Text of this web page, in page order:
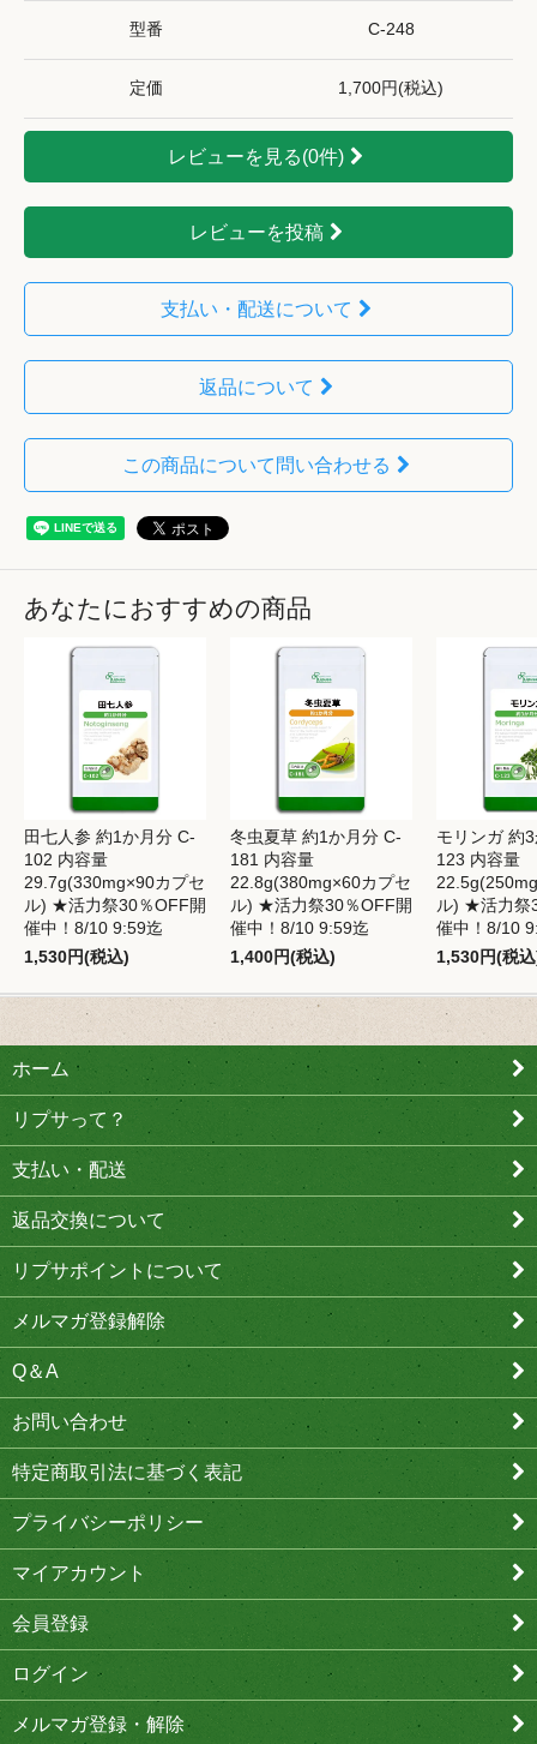
型番 C-248
定価 1,700円(税込)
レビューを見る(0件)
レビューを投稿
支払い・配送について
返品について
この商品について問い合わせる
あなたにおすすめの商品
田七人参 約1か月分 C-
102 内容量
29.7g(330mg×90カプセ
ル) ★活力祭30％OFF開
催中！8/10 9:59迄
1,530円(税込)
冬虫夏草 約1か月分 C-
181 内容量
22.8g(380mg×60カプセ
ル) ★活力祭30％OFF開
催中！8/10 9:59迄
1,400円(税込)
モリンガ 約
123 内容量
ル) ★活力祭
催中！8/10
1,530円(税
ホーム
リプサって？
支払い・配送
返品交換について
リプサポイントについて
メルマガ登録解除
Q＆A
お問い合わせ
特定商取引法に基づく表記
プライバシーポリシー
マイアカウント
会員登録
ログイン
メルマガ登録・解除